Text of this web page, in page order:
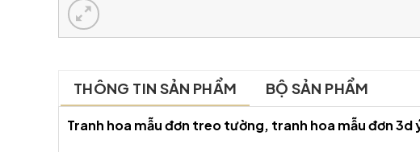
THÔNG TIN SẢN PHẨM BỘ SẢN PHẨM
Tranh hoa mẫu đơn treo tường, tranh hoa mẫu đơn 3d